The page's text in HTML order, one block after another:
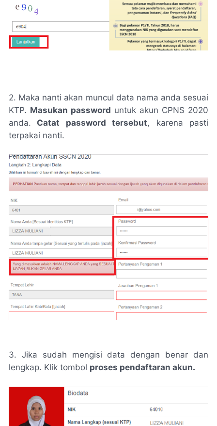
2. Maka nanti akan muncul data nama anda sesuai
KTP. Masukan password untuk akun CPNS 2020
anda. Catat password tersebut, karena pasti
terpakai nanti.
3. Jika sudah mengisi data dengan benar dan
lengkap. Klik tombol proses pendaftaran akun.